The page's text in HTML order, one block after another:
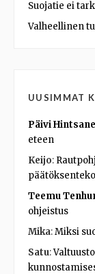
Suojatie ei
Valheellinen
UUSIMMAT
Päivi
eteen
Keijo:
Teemu
ohjeistus
Mika:Miksi
Satu: